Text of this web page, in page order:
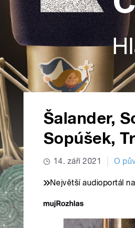
Šalander,
Sopúšek,
14. září 2021 O
Největší audioportál